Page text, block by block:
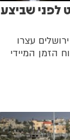
לפני שביצע
עצרו
הזמן המיידי